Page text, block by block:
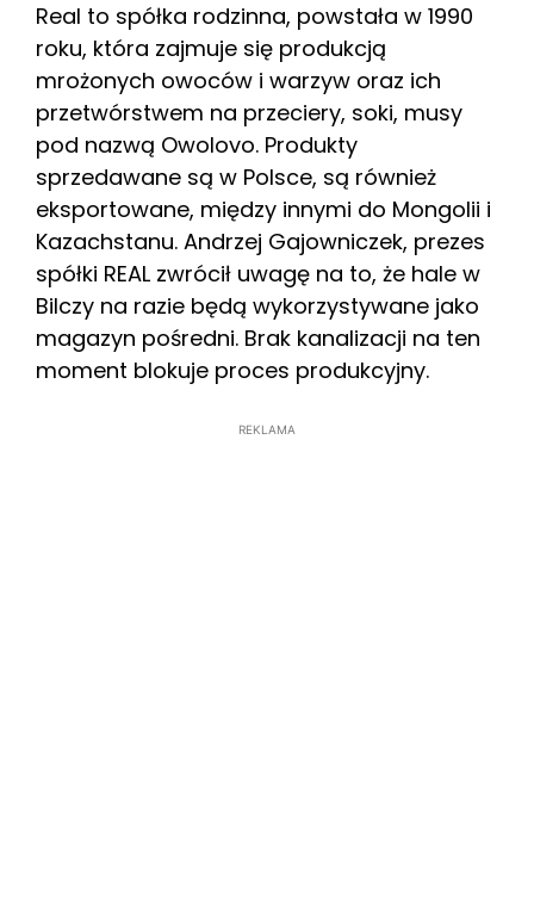
Real to spółka rodzinna, powstała w 1990
roku, która zajmuje się produkcją
mrożonych owoców i warzyw oraz ich
przetwórstwem na przeciery, soki, musy
pod nazwą Owolovo. Produkty
sprzedawane są w Polsce, są również
eksportowane, między innymi do Mongolii i
Kazachstanu. Andrzej Gajowniczek, prezes
spółki REAL zwrócił uwagę na to, że hale w
Bilczy na razie będą wykorzystywane jako
magazyn pośredni. Brak kanalizacji na ten
moment blokuje proces produkcyjny.
REKLAMA